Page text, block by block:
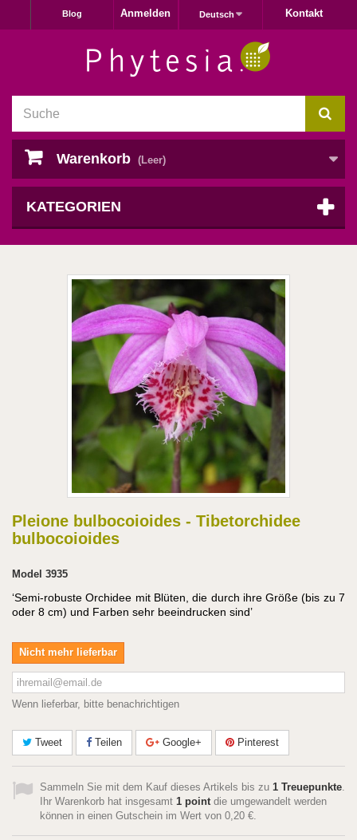
Kontakt
Deutsch
Anmelden
Blog
Warenkorb (Leer)
KATEGORIEN
Pleione bulbocoioides - Tibetorchidee
bulbocoioides
Model 3935
‘Semi-robuste Orchidee mit Blüten, die durch ihre Größe (bis zu 7
oder 8 cm) und Farben sehr beeindrucken sind’
Nicht mehr lieferbar
Wenn lieferbar, bitte benachrichtigen
Tweet Teilen Google+ Pinterest
Sammeln Sie mit dem Kauf dieses Artikels bis zu 1 Treuepunkte.
Ihr Warenkorb hat insgesamt 1 pointdie umgewandelt werden
können in einen Gutschein im Wert von 0,20 €.